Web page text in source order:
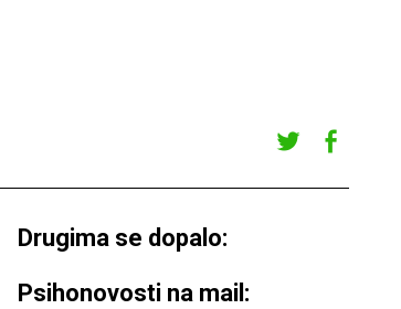
r
ook
Drugima se dopalo:
Psihonovosti na mail: